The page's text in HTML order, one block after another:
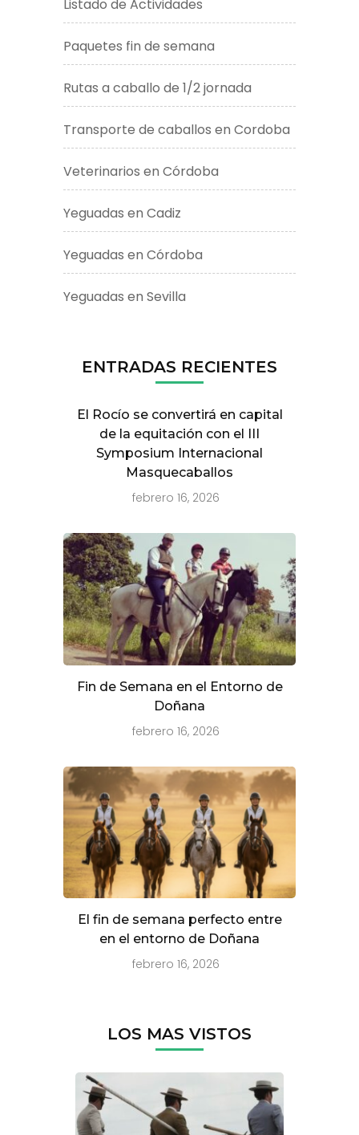
Listado de Actividades
Paquetes fin de semana
Rutas a caballo de 1/2 jornada
Transporte de caballos en Cordoba
Veterinarios en Córdoba
Yeguadas en Cadiz
Yeguadas en Córdoba
Yeguadas en Sevilla
ENTRADAS RECIENTES
El Rocío se convertirá en capital
de la equitación con el III
Symposium Internacional
Masquecaballos
febrero 16, 2026
Fin de Semana en el Entorno de
Doñana
febrero 16, 2026
El fin de semana perfecto entre
en el entorno de Doñana
febrero 16, 2026
LOS MAS VISTOS